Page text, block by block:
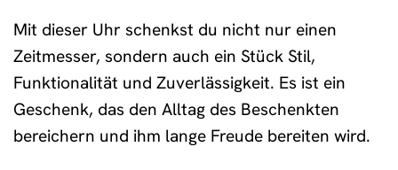
Mit dieser Uhr schenkst du nicht nur einen
Zeitmesser, sondern auch ein Stück Stil,
Funktionalität und Zuverlässigkeit. Es ist ein
Geschenk, das den Alltag des Beschenkten
bereichern und ihm lange Freude bereiten wird.